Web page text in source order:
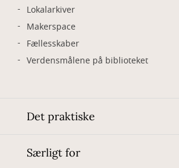
Lokalarkiver
Makerspace
Fællesskaber
Verdensmålene på biblioteket
Det praktiske
Særligt for